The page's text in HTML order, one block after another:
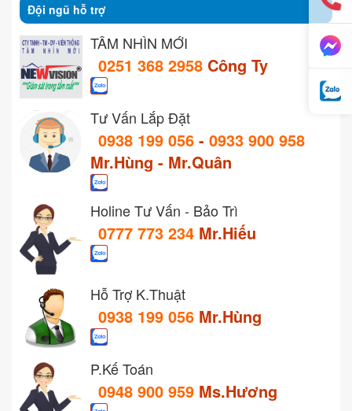
Đội ngũ hỗ trợ
TẦM NHÌN MỚI
0251 368 2958 Công Ty
Tư Vấn Lắp Đặt
0938 199 056 - 0933 900 958
Mr.Hùng - Mr.Quân
Holine Tư Vấn - Bảo Trì
0777 773 234 Mr.Hiếu
Hỗ Trợ K.Thuật
0938 199 056 Mr.Hùng
P.Kế Toán
0948 900 959 Ms.Hương